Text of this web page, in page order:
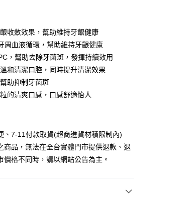
台灣大哥大用戶可立即使用無須另外申請。
費用金額請依後續交易確認頁面所載為準。
收斂效果，幫助維持牙齦健康
周血液循環，幫助維持牙齦健康
，幫助去除牙菌斑，發揮持續效用
和清潔口腔，同時提升清潔效果
助抑制牙菌斑
的清爽口感，口感舒適怡人
、7-11付款取貨(超商進貨材積限制內)
商品，無法在全台實體門市提供退款、退
價格不同時，請以網站公告為主。